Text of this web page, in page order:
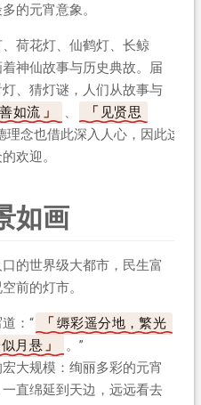
的元宵意象。
荷花灯、仙鹤灯、长鲸
神仙故事与历史典故。届
、猜灯谜，人们从故事与
如流
见贤思
理念也借此深入人心，因此这
欢迎。
如画
的世界级大都市，民生富
前的灯市。
：“
缛彩遥分地，繁光
月悬
。”
大规模：绚丽多彩的元宵
直绵延到天边，远远看去